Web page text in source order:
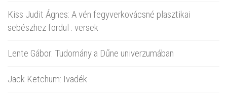
Kiss Judit Ágnes: A vén fegyverkovácsné plasztikai
sebészhez fordul : versek
Lente Gábor: Tudomány a Dűne univerzumában
Jack Ketchum: Ivadék